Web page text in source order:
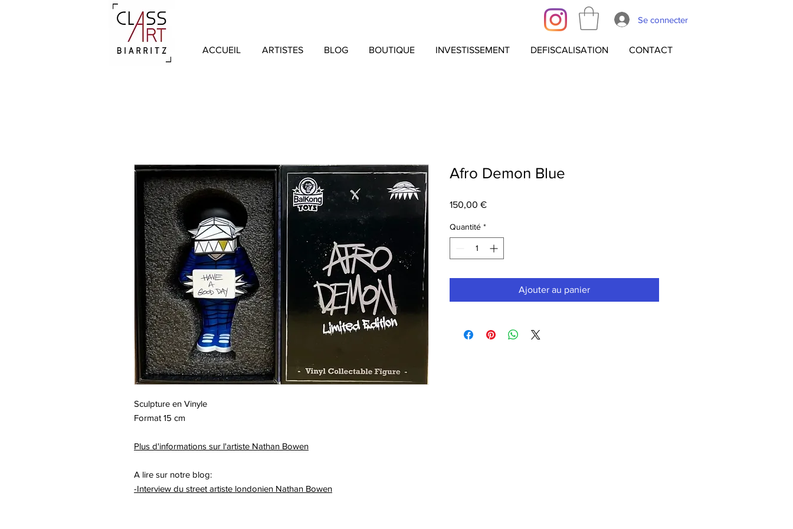
Se connecter
ACCUEIL ARTISTES BLOG BOUTIQUE INVESTISSEMENT DEFISCALISATION CONTACT
Sculpture en Vinyle
Format 15 cm
Plus d'informations sur l'artiste Nathan Bowen
A lire sur notre blog:
-Interview du street artiste londonien Nathan Bowen
Afro Demon Blue
150,00 €Prix
Quantité *
Ajouter au panier